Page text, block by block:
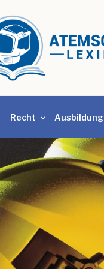
Recht Ausbildung